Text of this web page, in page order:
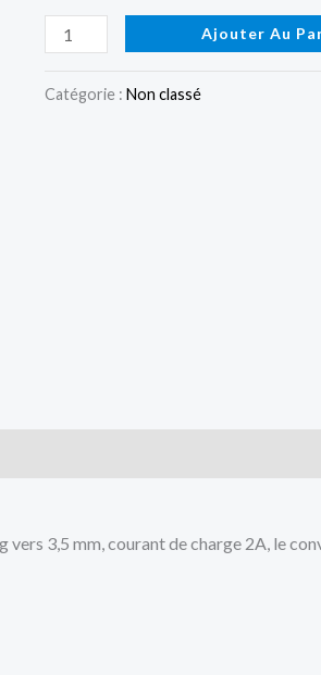
3,5
Ajouter Au
Catégorie : Non classé
3,5 mm, courant de charge 2A, le